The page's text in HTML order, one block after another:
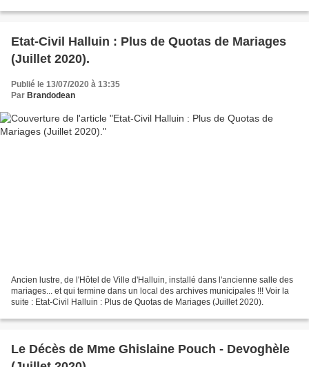
Etat-Civil Halluin : Plus de Quotas de Mariages
(Juillet 2020).
Publié le 13/07/2020 à 13:35
Par Brandodean
Ancien lustre, de l'Hôtel de Ville d'Halluin, installé dans l'ancienne salle des
mariages... et qui termine dans un local des archives municipales !!! Voir la
suite : Etat-Civil Halluin : Plus de Quotas de Mariages (Juillet 2020).
Le Décès de Mme Ghislaine Pouch - Devoghèle